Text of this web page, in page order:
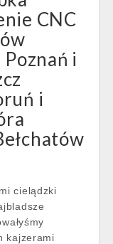
CNC
i
i
cielądzki
kajzerami